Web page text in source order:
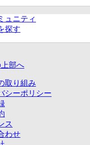
ュニティ
探す
部へ
取り組み
シーポリシー
ス
わせ